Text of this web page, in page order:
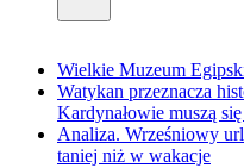
Wielkie Muzeum
Watykan przeznacza
Kardynałowie muszą
Analiza. Wrześniowy
taniej niż w wakacje